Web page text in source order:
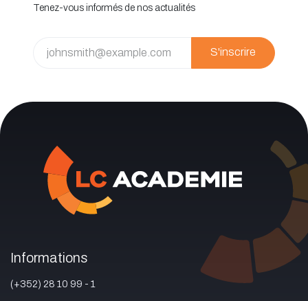
Tenez-vous informés de nos actualités
S'inscrire
Informations
(+352) 28 10 99 - 1